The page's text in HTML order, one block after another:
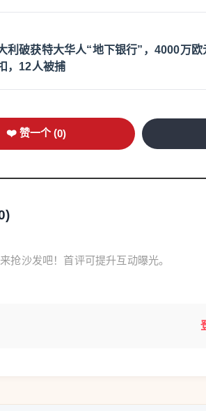
利破获特大华人“地下银行”，4000万欧
，12人被捕
❤️ 赞一个 (0)
)
抢沙发吧！首评可提升互动曝光。